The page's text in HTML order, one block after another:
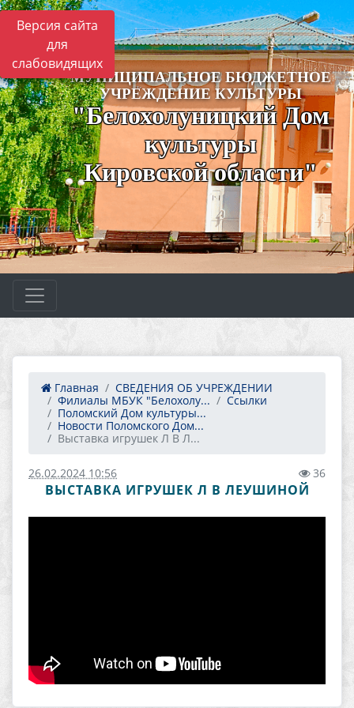
Версия сайта
для
слабовидящих
МУНИЦИПАЛЬНОЕ БЮДЖЕТНОЕ
УЧРЕЖДЕНИЕ КУЛЬТУРЫ
"Белохолуницкий Дом
культуры
Кировской области"
Главная
СВЕДЕНИЯ ОБ УЧРЕЖДЕНИИ
Филиалы МБУК "Белохолу...
Ссылки
Поломский Дом культуры...
Новости Поломского Дом...
Выставка игрушек Л В Л...
26.02.2024 10:56 36
ВЫСТАВКА ИГРУШЕК Л В ЛЕУШИНОЙ